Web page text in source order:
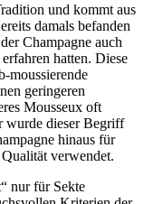
und kommt aus
damals befanden
Champagne auch
hatten. Diese
moussierende
geringeren
Mousseux oft
wurde dieser Begriff
hinaus für
verwendet.
nur für Sekte